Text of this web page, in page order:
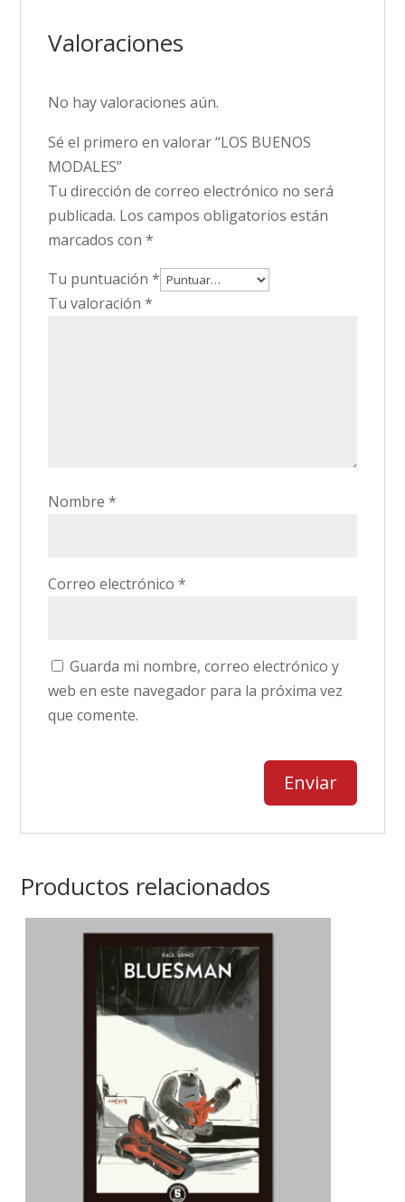
Valoraciones
No hay valoraciones aún.
Sé el primero en valorar “LOS BUENOS
MODALES”
Tu dirección de correo electrónico no será
publicada. Los campos obligatorios están
marcados con*
Tu puntuación*
Tu valoración*
Nombre*
Correo electrónico*
Guarda mi nombre, correo electrónico y
web en este navegador para la próxima vez
que comente.
Productos relacionados